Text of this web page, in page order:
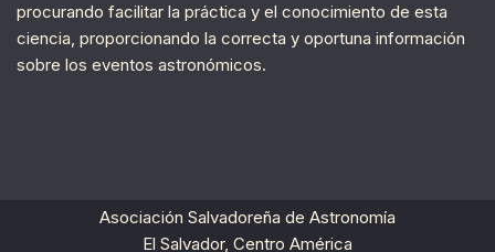
procurando facilitar la práctica y el conocimiento de esta
ciencia, proporcionando la correcta y oportuna información
sobre los eventos astronómicos.
Asociación Salvadoreña de Astronomía
El Salvador, Centro América